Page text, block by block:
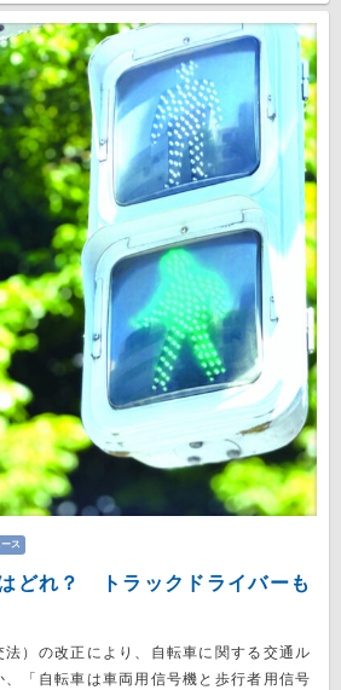
ス
どれ？ トラックドライバーも
）の改正により、自転車に関する交通ル
「自転車は車両用信号機と歩行者用信号